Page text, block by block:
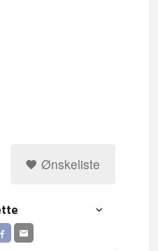
Ønskeliste